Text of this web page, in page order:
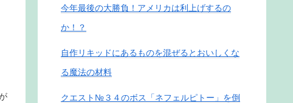
今年最後の大勝負！アメリカは利上げするの
か！？
自作リキッドにあるものを混ぜるとおいしくな
る魔法の材料
クエスト№３４のボス「ネフェルピトー」を倒